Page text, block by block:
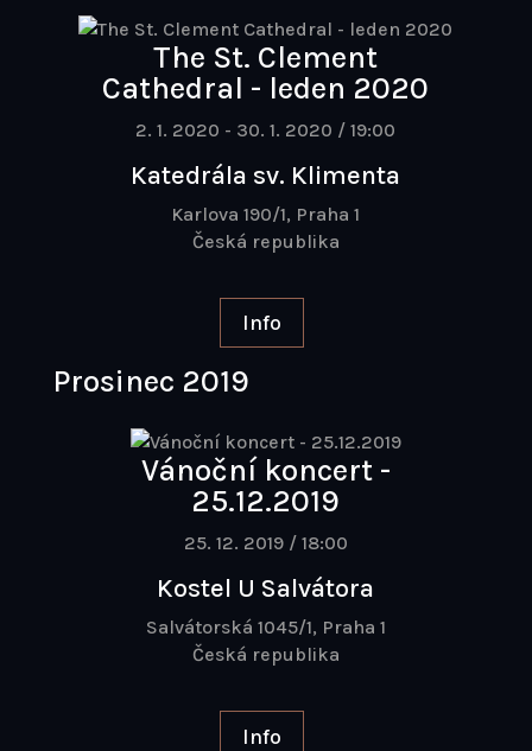
The St. Clement
Cathedral - leden 2020
2. 1. 2020 - 30. 1. 2020 / 19:00
Katedrála sv. Klimenta
Karlova 190/1, Praha 1
Česká republika
Info
Prosinec 2019
Vánoční koncert -
25.12.2019
25. 12. 2019 / 18:00
Kostel U Salvátora
Salvátorská 1045/1, Praha 1
Česká republika
Info